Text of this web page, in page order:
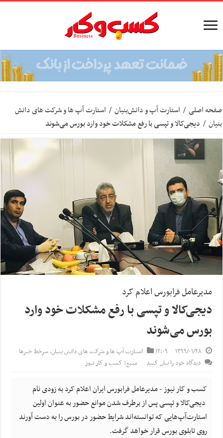
صفحه اصلی / استارت آپ‌ و دانش‌بنیان‌ / استارت آپ ها و شرکت های دانش
بنیان / دیجی‌کالا و تپسی با رفع مشکلات خود وارد بورس می‌شوند
مدیرعامل فرابورس اعلام کرد
دیجی‌کالا و تپسی با رفع مشکلات خود وارد
بورس می‌شوند
۱۳۹۹/۰۱/۲۸ ۱۲:۰۹ استارت آپ ها و شرکت های دانش بنیان,سرخط خبرها
دیدگاه خود را بیان کنید
منبع: کسب و کار نیوز
کسب و کار نیوز - مدیرعامل فرابورس ایران اعلام کرد به زودی نام
دیجی‌کالا و تپسی پس از برطرف شدن موانع حضور به عنوان اولین
استارت‌‌آپ‌هایی که توانسته‌اند شرایط حضور در بورس را به دست آورند
روی تابلوی بورس قرار خواهد گرفت.